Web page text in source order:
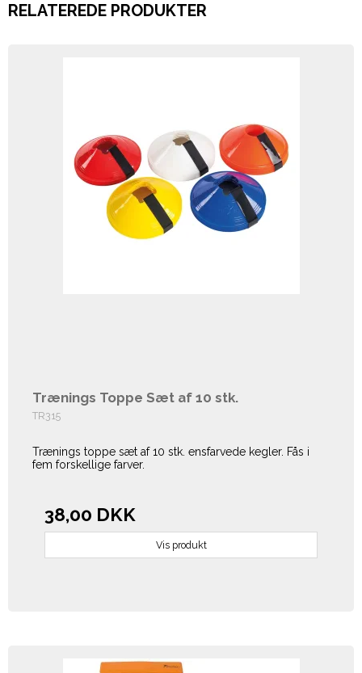
RELATEREDE PRODUKTER
Trænings Toppe Sæt af 10 stk.
TR315
Trænings toppe sæt af 10 stk. ensfarvede kegler. Fås i
fem forskellige farver.
38,00 DKK
Vis produkt